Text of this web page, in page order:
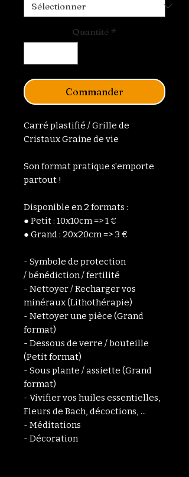
Quantité *
Commander
Carré plastifié / Grille de
Cristaux Graine de vie
Son format pratique s'emporte
partout !
Disponible en 2 formats :
● Petit : 10x10cm => 1 €
● Grand : 20x20cm => 3 €
- Symbole de protection
/ bénédiction / fertilité
- Nettoyer / Recharger vos
minéraux (Lithothérapie)
- Nettoyer une pièce (Grand
format)
- Dessous de verre / bouteille
(Petit format)
- Sous plante / assiette (Grand
format)
- Vivifier vos huiles essentielles,
Fleurs de Bach, décoctions, ...
- Méditations
- Décoration